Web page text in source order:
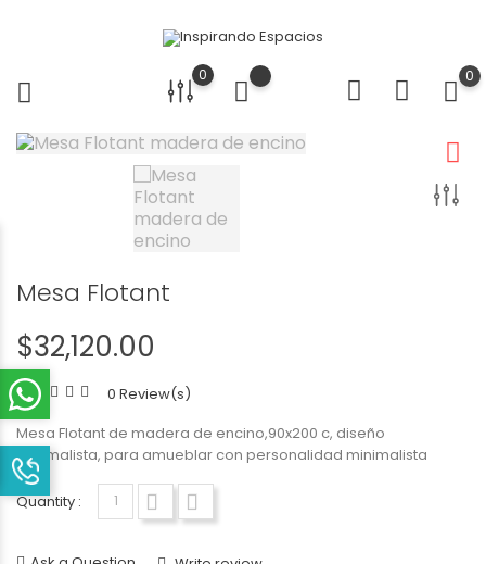
0
0
Mesa Flotant
$32,120.00
0 Review(s)
Mesa Flotant de madera de encino,90x200 c, diseño
minimalista, para amueblar con personalidad minimalista
Quantity :